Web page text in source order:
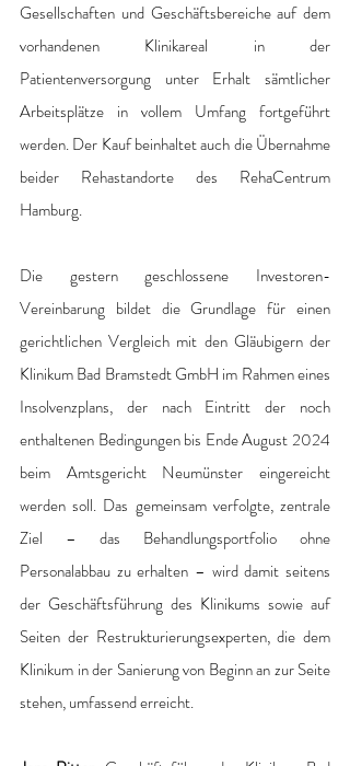
Gesellschaften und Geschäftsbereiche auf dem
vorhandenen Klinikareal in der
Patientenversorgung unter Erhalt sämtlicher
Arbeitsplätze in vollem Umfang fortgeführt
werden. Der Kauf beinhaltet auch die Übernahme
beider Rehastandorte des RehaCentrum
Hamburg.
Die gestern geschlossene Investoren-
Vereinbarung bildet die Grundlage für einen
gerichtlichen Vergleich mit den Gläubigern der
Klinikum Bad Bramstedt GmbH im Rahmen eines
Insolvenzplans, der nach Eintritt der noch
enthaltenen Bedingungen bis Ende August 2024
beim Amtsgericht Neumünster eingereicht
werden soll. Das gemeinsam verfolgte, zentrale
Ziel – das Behandlungsportfolio ohne
Personalabbau zu erhalten – wird damit seitens
der Geschäftsführung des Klinikums sowie auf
Seiten der Restrukturierungsexperten, die dem
Klinikum in der Sanierung von Beginn an zur Seite
stehen, umfassend erreicht.